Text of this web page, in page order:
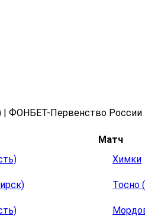
| ФОНБЕТ-Первенство
Матч
Химки
Тосно